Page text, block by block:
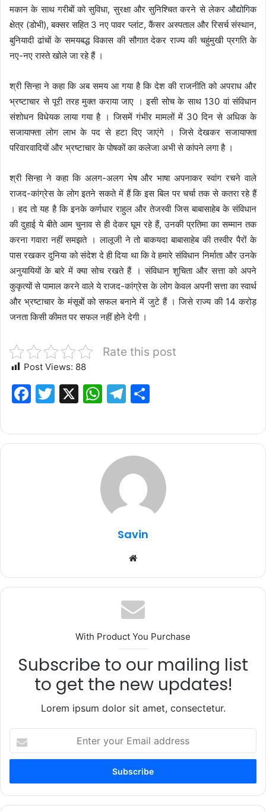
मकान के साथ गरीबों को सुविधा, सुरक्षा और सुनिश्चित करने से लेकर औद्योगिक
क्षेत्र (डोभी), बक्सर सहित 3 नए पावर प्लांट, कैंसर अस्पताल और रिसर्च संस्थान,
बुनियादी ढांचों के समयबद्ध विकास की सौगात देकर राज्य की चहुंमुखी प्रगति के
नए-नए रास्ते खोले जा रहे हैं ।
श्री सिन्हा ने कहा कि अब समय आ गया है कि देश की राजनीति को अपराध और
भ्रष्टाचार से पूरी तरह मुक्त कराया जाए । इसी सोच के साथ 130 वां संविधान
संशोधन विधेयक लाया गया है । जिसमें गंभीर मामलों में 30 दिन से अधिक के
सजायाफ्ता लोग लाभ के पद से हटा दिए जाएंगे । जिसे देखकर सजायाफ्ता
परिवारवादियों और भ्रष्टाचार के पोषकों का कलेजा अभी से कांपने लगा है ।
श्री सिन्हा ने कहा कि अलग-अलग भेष और भाषा अपनाकर स्वांग रचने वाले
राजद-कांग्रेस के लोग इतने सकते में हैं कि इस बिल पर चर्चा तक से कतरा रहे हैं
। हद तो यह है कि इनके कर्णधार राहुल और तेजस्वी जिस बाबासाहेब के संविधान
की दुहाई ये बीते आम चुनाव से ही देकर घूम रहे हैं, उनकी प्रतिमा का सम्मान तक
करना गवारा नहीं समझते । लालूजी ने तो बाकयदा बाबासाहेब की तस्वीर पैरों के
पास रखकर दुनिया को संदेश दे ही दिया था कि वे हमारे संविधान निर्माता और उनके
अनुयायियों के बारे में क्या सोच रखते हैं । संविधान शुचिता और सत्ता को अपने
कुकृत्यों से पामाल करने वाले ये राजद-कांग्रेस के लोग केवल अपनी सत्ता का स्वार्थ
और भ्रष्टाचार के मंसूबों को सफल बनाने में जुटे हैं । जिसे राज्य की 14 करोड़
जनता किसी कीमत पर सफल नहीं होने देगी ।
Rate this post
Post Views: 88
F
c
e
T
it
te
X
W
at
s
A
p
T
e
g
ra
ar
e
Savin
With Product You Purchase
Subscribe to our mailing list
to get the new updates!
Lorem ipsum dolor sit amet, consectetur.
your
Email